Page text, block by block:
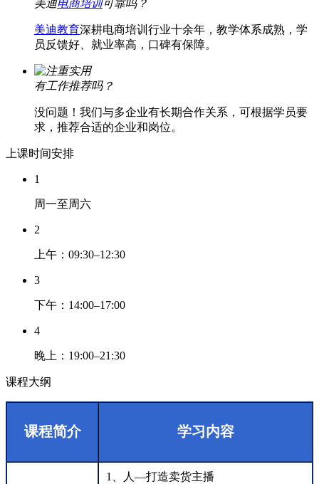
美迪电商培训可靠吗？
美迪教育深耕电商培训行业十余年，教学体系成熟，学
员反馈好、就业率高，口碑有保障。
有工作推荐吗？
没问题！我们与多企业有长期合作关系，可根据学员要
求，推荐合适的企业和岗位。
上课时间安排
1
周一至周六
2
上午：09:30–12:30
3
下午：14:00–17:00
4
晚上：19:00–21:30
课程大纲
课程简介 学习内容
1、人—打造卖货主播